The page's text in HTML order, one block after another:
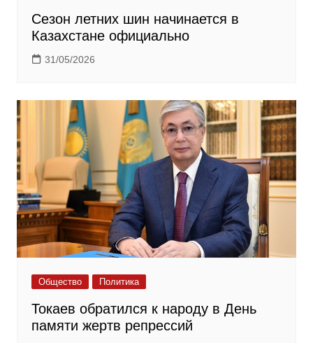
Сезон летних шин начинается в
Казахстане официально
31/05/2026
Общество Политика
Токаев обратился к народу в День
памяти жертв репрессий